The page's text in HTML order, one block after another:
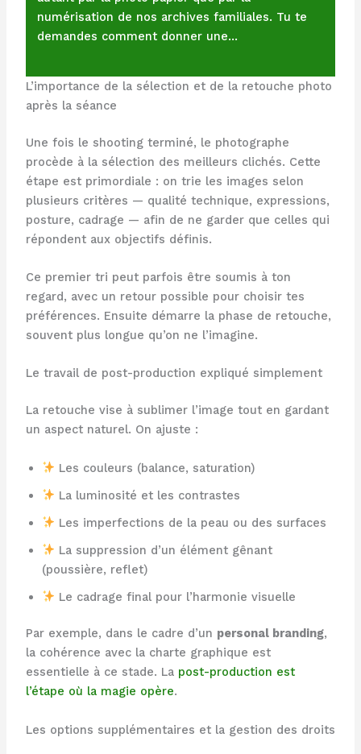
numérisation de nos archives familiales. Tu te
demandes comment donner une…
L’importance de la sélection et de la retouche photo
après la séance
Une fois le shooting terminé, le photographe
procède à la sélection des meilleurs clichés. Cette
étape est primordiale : on trie les images selon
plusieurs critères — qualité technique, expressions,
posture, cadrage — afin de ne garder que celles qui
répondent aux objectifs définis.
Ce premier tri peut parfois être soumis à ton
regard, avec un retour possible pour choisir tes
préférences. Ensuite démarre la phase de retouche,
souvent plus longue qu’on ne l’imagine.
Le travail de post-production expliqué simplement
La retouche vise à sublimer l’image tout en gardant
un aspect naturel. On ajuste :
Les couleurs (balance, saturation)
La luminosité et les contrastes
Les imperfections de la peau ou des surfaces
La suppression d’un élément gênant
(poussière, reflet)
Le cadrage final pour l’harmonie visuelle
Par exemple, dans le cadre d’un personal branding,
la cohérence avec la charte graphique est
essentielle à ce stade. La post-production est
l’étape où la magie opère.
Les options supplémentaires et la gestion des droits